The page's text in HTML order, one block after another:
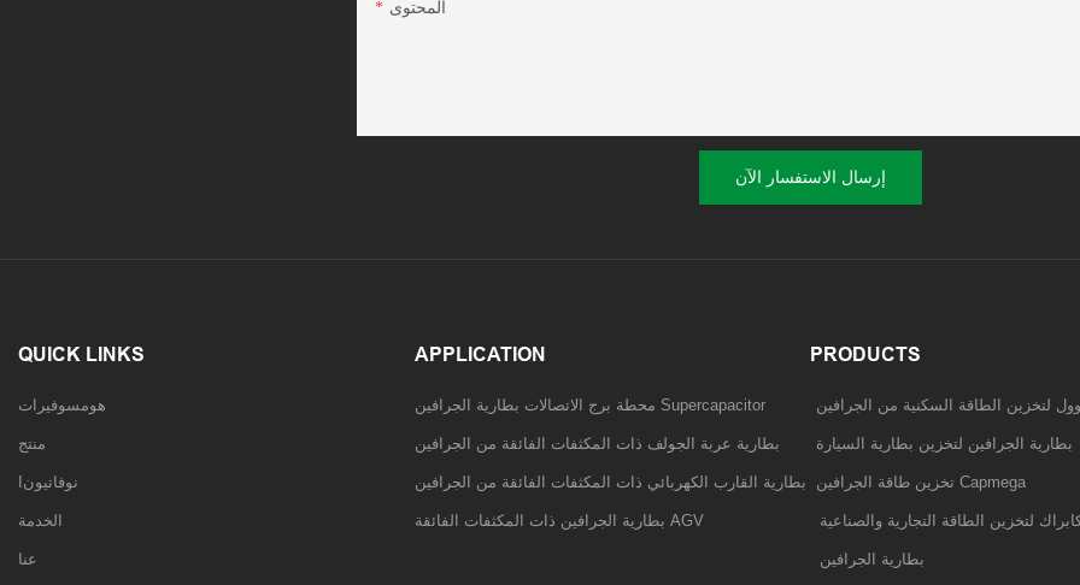
المحتوى
إرسال الاستفسار الآن
QUICK LINKS
هومسوفيرات
منتج
Iنوفاتيون
الخدمة
عنا
APPLICATION
محطة برج الاتصالات بطارية الجرافين Supercapacitor
بطارية عربة الجولف ذات المكثفات الفائقة من الجرافين
بطارية القارب الكهربائي ذات المكثفات الفائقة من الجرافين
بطارية الجرافين ذات المكثفات الفائقة AGV
PRODUCTS
لتخزين الطاقة السكنية من الجرافين
بطارية الجرافين لتخزين بطارية السيارة
تخزين طاقة الجرافين Capmega
لتخزين الطاقة التجارية والصناعية
بطارية الجرافين